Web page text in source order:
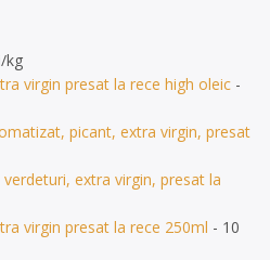
kg
virgin presat la rece high oleic -
picant, extra virgin, presat
extra virgin, presat la
virgin presat la rece 250ml - 10